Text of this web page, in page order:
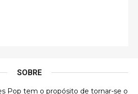
SOBRE
Pop tem o propósito de tornar-se o